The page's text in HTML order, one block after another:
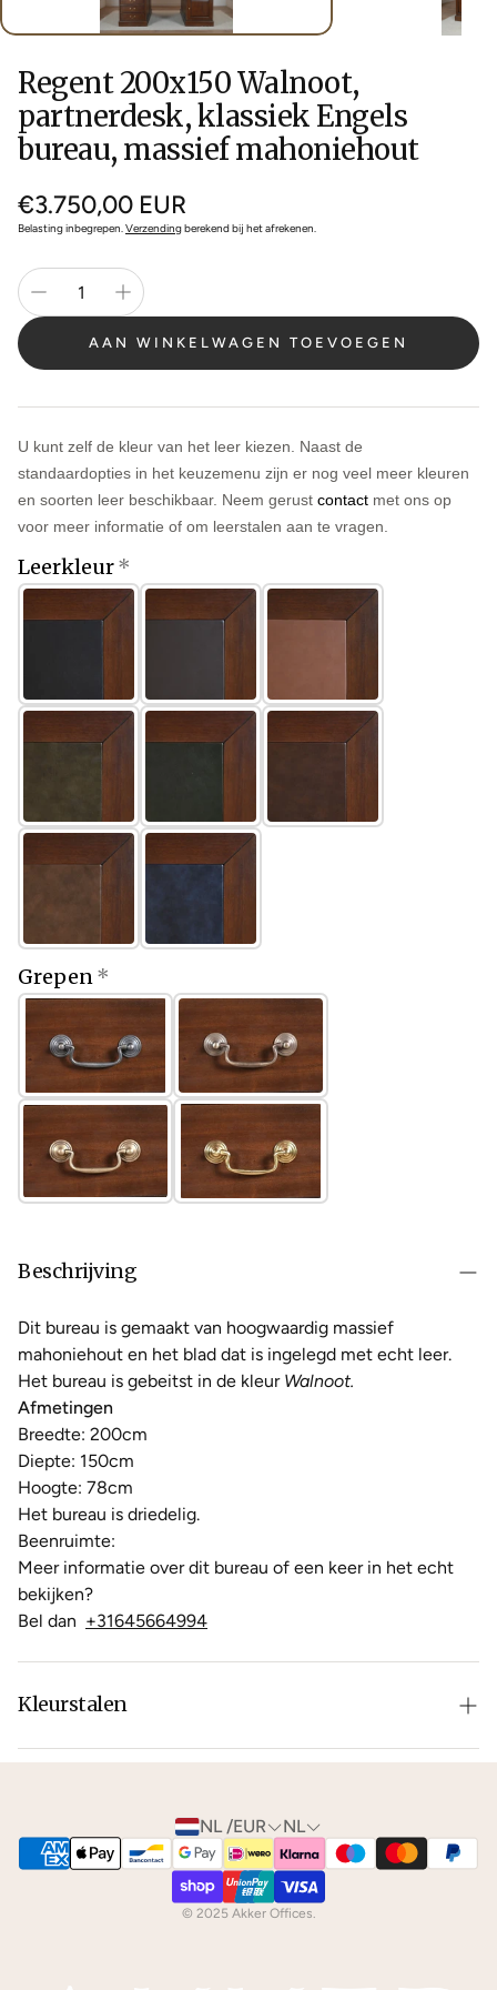
Regent 200x150 Walnoot,
partnerdesk, klassiek Engels
bureau, massief mahoniehout
Normale
prijs
€3.750,00 EUR
Belasting inbegrepen.Verzendingberekend bij het afrekenen.
AAN WINKELWAGEN TOEVOEGEN
U kunt zelf de kleur van het leer kiezen. Naast de
standaardopties in het keuzemenu zijn er nog veel meer kleuren
en soorten leer beschikbaar. Neem gerust contact met ons op
voor meer informatie of om leerstalen aan te vragen.
Leerkleur
Grepen
Beschrijving
Dit bureau is gemaakt van hoogwaardig massief
mahoniehout en het blad dat is ingelegd met echt leer.
Het bureau is gebeitst in de kleur Walnoot.
Afmetingen
Breedte: 200cm
Diepte: 150cm
Hoogte: 78cm
Het bureau is driedelig.
Beenruimte:
Meer informatie over dit bureau of een keer in het echt
bekijken?
Bel dan +31645664994
Kleurstalen
Is de leer of hout kleur net niet zoals je het in gedachten
We kunnen je gratiskleurstalentoesturen via de post.
NL /EUR NL
© 2025 Akker Offices.